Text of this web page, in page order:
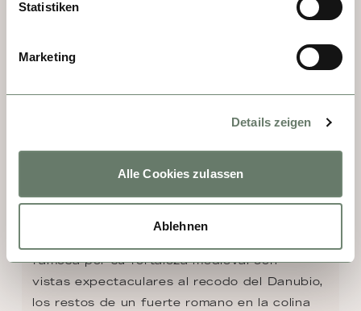
Statistiken
Marketing
Details zeigen
Alle Cookies zulassen
Ablehnen
En 1325, el rey Carlos I de Hungría nombró
famosa por su fortaleza medieval con
vistas expectaculares al recodo del Danubio,
los restos de un fuerte romano en la colina